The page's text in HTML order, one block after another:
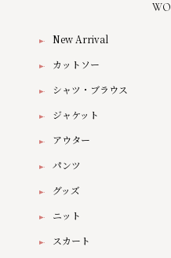
New Arrival
カットソー
シャツ・ブラウス
ジャケット
アウター
パンツ
グッズ
ニット
スカート